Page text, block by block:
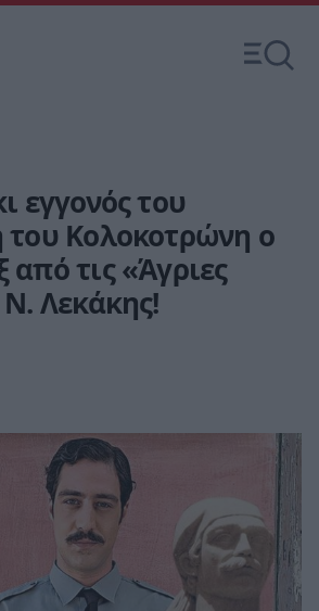
εγγονός του
Κολοκοτρώνη ο
τις «Άγριες
Λεκάκης!